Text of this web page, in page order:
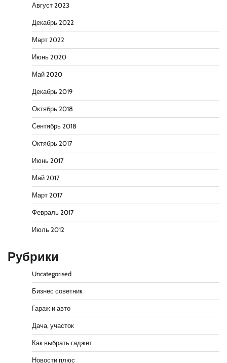
Август 2023
Декабрь 2022
Март 2022
Июнь 2020
Май 2020
Декабрь 2019
Октябрь 2018
Сентябрь 2018
Октябрь 2017
Июнь 2017
Май 2017
Март 2017
Февраль 2017
Июль 2012
Рубрики
Uncategorised
Бизнес советник
Гараж и авто
Дача, участок
Как выбрать гаджет
Новости плюс